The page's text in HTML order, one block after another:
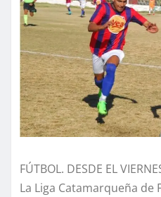
FÚTBOL. DESDE EL
La Liga Catamarqueña de